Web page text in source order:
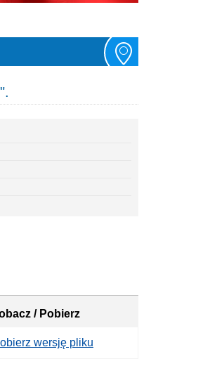
".
/ Pobierz
wersję pliku